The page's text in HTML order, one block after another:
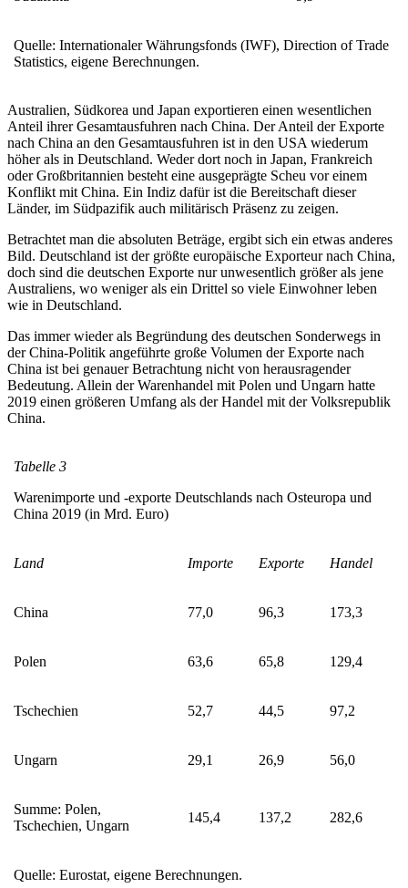
Quelle: Internationaler Währungsfonds (IWF), Di­rection of Trade
Statistics, eigene Berechnungen.
Australien, Südkorea und Japan exportieren einen wesentlichen
Anteil ihrer Gesamtausfuhren nach China. Der Anteil der Exporte
nach China an den Gesamt­ausfuhren ist in den USA wiederum
höher als in Deutschland. Weder dort noch in Japan, Frankreich
oder Großbritannien besteht eine ausgeprägte Scheu vor einem
Konflikt mit China. Ein Indiz dafür ist die Bereitschaft dieser
Länder, im Südpazifik auch militärisch Präsenz zu zeigen.
Betrachtet man die absoluten Beträge, ergibt sich ein etwas anderes
Bild. Deutschland ist der größte europäische Exporteur nach China,
doch sind die deutschen Exporte nur unwesentlich größer als jene
Australiens, wo weniger als ein Drittel so viele Einwohner leben
wie in Deutschland.
Das immer wieder als Begründung des deutschen Sonderwegs in
der China-Politik angeführte große Volumen der Exporte nach
China ist bei genauer Betrachtung nicht von herausragender
Bedeutung. Allein der Warenhandel mit Polen und Un­garn hatte
2019 einen größeren Umfang als der Handel mit der Volksrepublik
China.
Tabelle 3
Warenimporte und ‑exporte Deutschlands nach Osteuropa und
China 2019 (in Mrd. Euro)
Land Importe Exporte Handel
China 77,0 96,3 173,3
Polen 63,6 65,8 129,4
Tschechien 52,7 44,5 97,2
Ungarn 29,1 26,9 56,0
Summe: Polen,
Tschechien, Ungarn
145,4 137,2 282,6
Quelle: Eurostat, eigene Berechnungen.